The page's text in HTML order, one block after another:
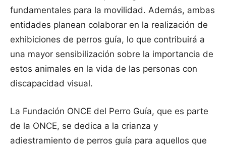
fundamentales para la movilidad. Además, ambas
entidades planean colaborar en la realización de
exhibiciones de perros guía, lo que contribuirá a
una mayor sensibilización sobre la importancia de
estos animales en la vida de las personas con
discapacidad visual.
La Fundación ONCE del Perro Guía, que es parte
de la ONCE, se dedica a la crianza y
adiestramiento de perros guía para aquellos que